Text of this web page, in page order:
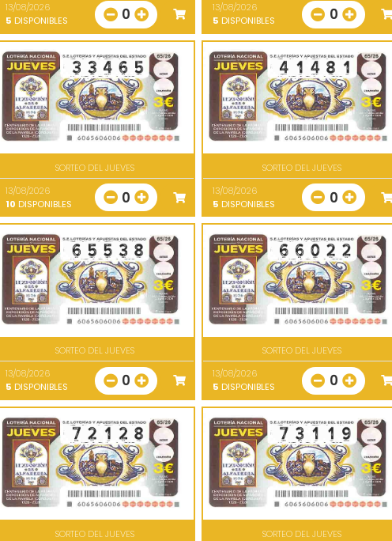
13/08/2026
5 DISPONIBLES 0
13/08/2026
5 DISPONIBLES 0
SORTEO DEL JUEVES
13/08/2026
10 DISPONIBLES 0
SORTEO DEL JUEVES
13/08/2026
5 DISPONIBLES 0
SORTEO DEL JUEVES
13/08/2026
5 DISPONIBLES 0
SORTEO DEL JUEVES
13/08/2026
5 DISPONIBLES 0
SORTEO DEL JUEVES
SORTEO DEL JUEVES